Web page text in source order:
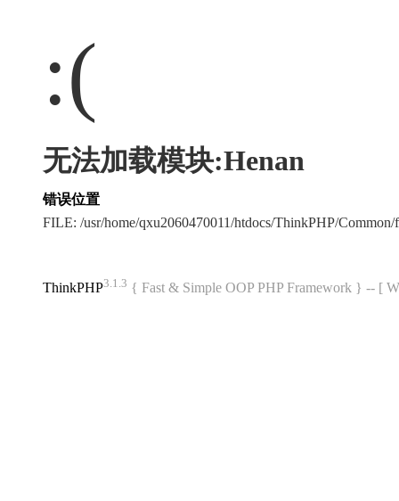
:(
无法加载模块:Henan
错误位置
FILE: /usr/home/qxu2060470011/htdocs/ThinkPHP/
ThinkPHP3.1.3 { Fast & Simple OOP PHP Framework } -- [